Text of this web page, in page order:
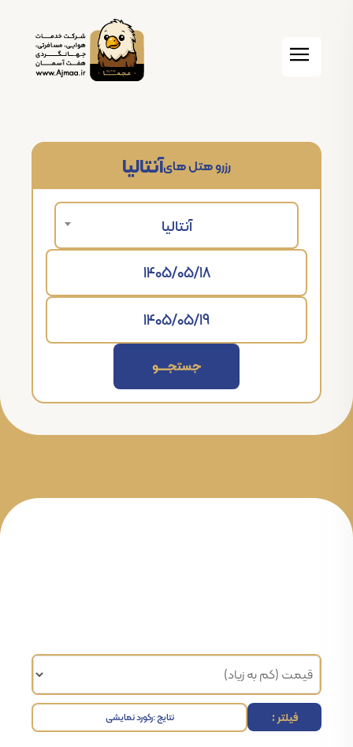
آنتالیارزرو هتل های
آنتالیا
جستجــــــو
فیلتر : نتایج :رکورد نمایشی